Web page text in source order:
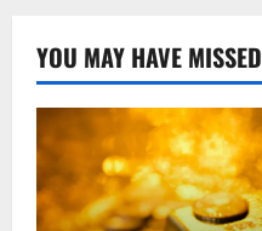
YOU MAY HAVE MISSED